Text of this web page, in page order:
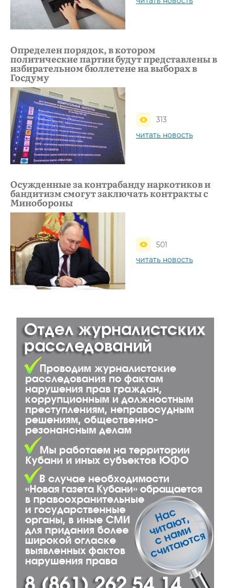
Определен порядок, в котором
политические партии будут представлены в
избирательном бюллетене на выборах в
Госдуму
313
читать новость
Осужденные за контрабанду наркотиков и
бандитизм смогут заключать контракты с
Минобороны
501
читать новость